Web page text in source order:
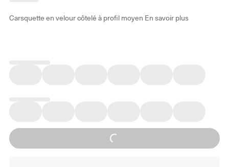
Carsquette en velour côtelé à profil moyen En savoir plus
Loading...